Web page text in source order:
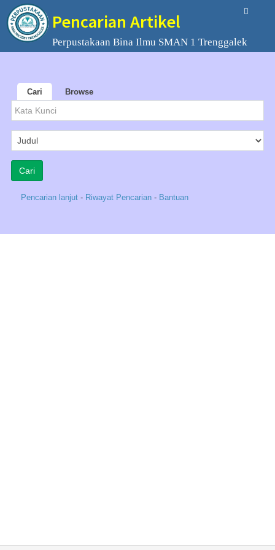
Pencarian Artikel
Perpustakaan Bina Ilmu SMAN 1 Trenggalek
Cari Browse
Pencarian lanjut - Riwayat Pencarian - Bantuan